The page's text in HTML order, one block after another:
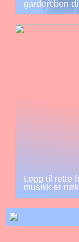
garderoben
Legg til rette
musikk er